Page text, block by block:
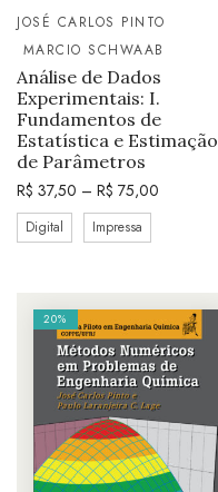
JOSÉ CARLOS PINTO
MARCIO SCHWAAB
Análise de Dados
Experimentais: I.
Fundamentos de
Estatística e Estimação
de Parâmetros
R$ 37,50 – R$ 75,00
Digital Impressa
20%